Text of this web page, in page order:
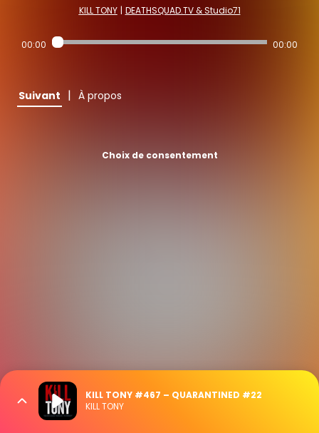
KILL TONY | DEATHSQUAD.TV & Studio71
00:00 00:00
Suivant | À propos
Choix de consentement
KILL TONY #467 – QUARANTINED #22
KILL TONY